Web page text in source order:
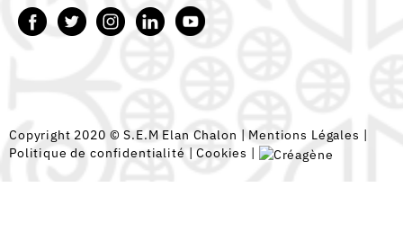
Copyright 2020 © S.E.M Elan Chalon | Mentions Légales |
Politique de confidentialité |Cookies |